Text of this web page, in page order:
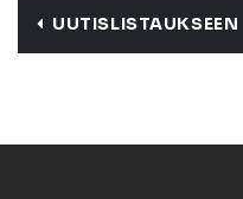
UUTISLISTAUKSEEN